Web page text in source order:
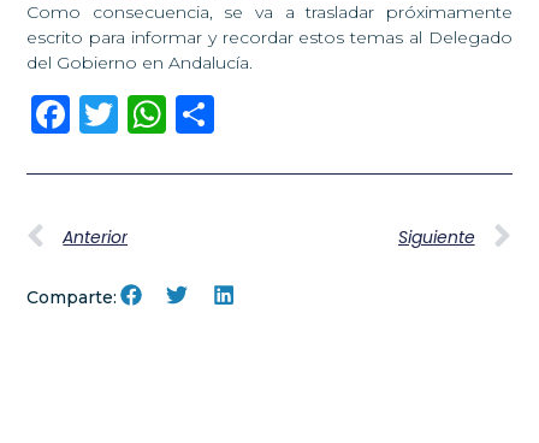
Como consecuencia, se va a trasladar próximamente
escrito para informar y recordar estos temas al Delegado
del Gobierno en Andalucía.
Facebook
Twitter
WhatsApp
Anterior Siguiente
Comparte: